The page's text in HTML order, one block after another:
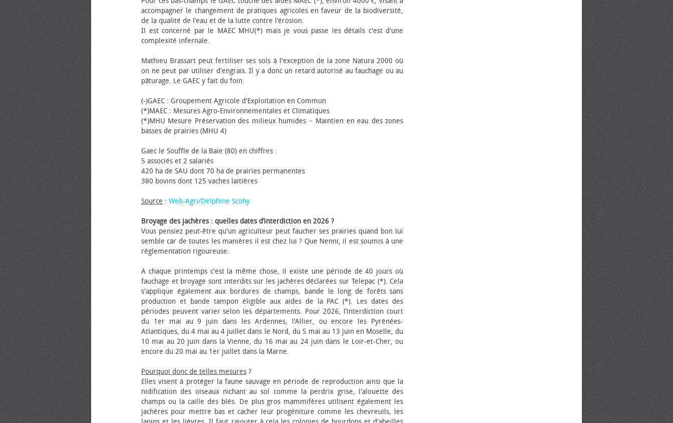
accompagner le changement de pratiques agricoles en faveur de la biodiversité,
de la qualité de l’eau et de la lutte contre l’érosion.
Il est concerné par le MAEC MHU(*) mais je vous passe les détails c'est d'une
complexité infernale.
Mathieu Brassart peut fertiliser ses sols à l'exception de la zone Natura 2000 où
on ne peut par utiliser d'engrais. Il y a donc un retard autorisé au fauchage ou au
pâturage. Le GAEC y fait du foin.
(-)GAEC : Groupement Agricole d'Exploitation en Commun
(*)MAEC : Mesures Agro-Environnementales et Climatiques
(*)MHU Mesure Préservation des milieux humides − Maintien en eau des zones
basses de prairies (MHU 4)
Gaec le Souffle de la Baie (80) en chiffres :
5 associés et 2 salariés
420 ha de SAU dont 70 ha de prairies permanentes
380 bovins dont 125 vaches laitières
Source : Web-Agri/Delphine Scohy
Broyage des jachères : quelles dates d’interdiction en 2026 ?
Vous pensiez peut-être qu'un agriculteur peut faucher ses prairies quand bon lui
semble car de toutes les manières il est chez lui ? Que Nenni, il est soumis à une
réglementation rigoureuse.
A chaque printemps c'est la même chose, il existe une période de 40 jours où
fauchage et broyage sont interdits sur les jachères déclarées sur Telepac (*). Cela
s'applique également aux bordures de champs, bande le long de forêts sans
production et bande tampon éligible aux aides de la PAC (*). Les dates des
périodes peuvent varier selon les départements. Pour 2026, l’interdiction court
du 1er mai au 9 juin dans les Ardennes, l'Allier, ou encore les Pyrénées-
Atlantiques, du 4 mai au 4 juillet dans le Nord, du 5 mai au 13 juin en Moselle, du
10 mai au 20 juin dans la Vienne, du 16 mai au 24 juin dans le Loir-et-Cher, ou
encore du 20 mai au 1er juillet dans la Marne.
Pourquoi donc de telles mesures ?
Elles visent à protéger la faune sauvage en période de reproduction ainsi que la
nidification des oiseaux nichant au sol comme la perdrix grise, l'alouette des
champs ou la caille des blés. De plus gros mammifères utilisent également les
jachères pour mettre bas et cacher leur progéniture comme les chevreuils, les